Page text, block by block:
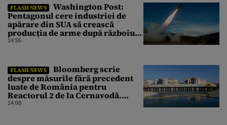
FLASH NEWS
Washington Post:
Pentagonul cere industriei de
apărare din SUA să crească
producția de arme după războiul
cu Iranul
14:55
FLASH NEWS
Bloomberg scrie
despre măsurile fără precedent
luate de România pentru
Reactorul 2 de la Cernavodă.
Operațiunea a mai câștigat nouă
14:08